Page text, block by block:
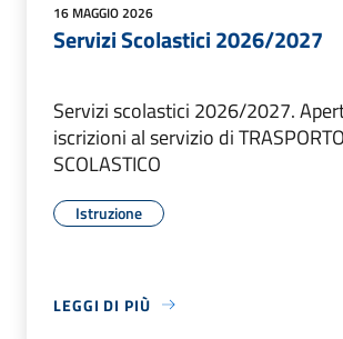
16 MAGGIO 2026
Servizi Scolastici 2026/2027
Servizi scolastici 2026/2027.
iscrizioni al servizio di TRASPORTO
SCOLASTICO
Istruzione
LEGGI DI PIÙ